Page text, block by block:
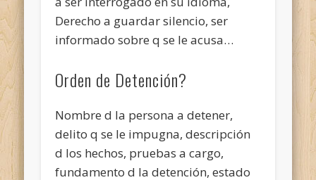
Derecho a guardar silencio, ser
informado sobre q se le acusa…
Orden de Detención?
Nombre d la persona a detener,
delito q se le impugna, descripción
d los hechos, pruebas a cargo,
fundamento d la detención, estado